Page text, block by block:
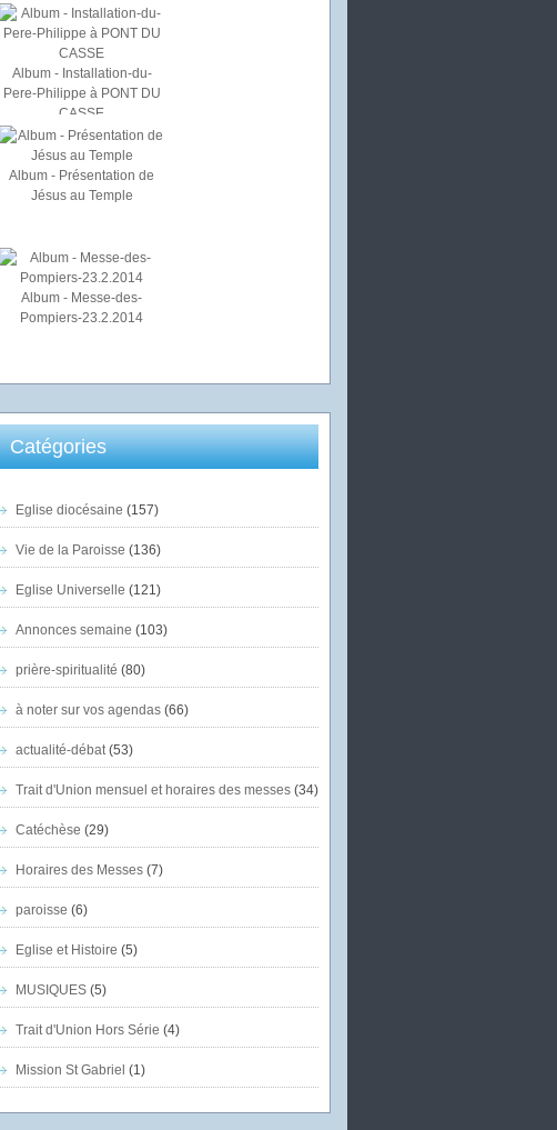
Album - Installation-du-
Pere-Philippe à PONT DU
CASSE
Album - Présentation de
Jésus au Temple
Album - Messe-des-
Pompiers-23.2.2014
Catégories
Eglise diocésaine (157)
Vie de la Paroisse (136)
Eglise Universelle (121)
Annonces semaine (103)
prière-spiritualité (80)
à noter sur vos agendas(66)
actualité-débat(53)
Trait d'Union mensuel et horaires des messes(34)
Catéchèse (29)
Horaires des Messes(7)
paroisse (6)
Eglise et Histoire (5)
MUSIQUES(5)
Trait d'Union Hors Série (4)
Mission St Gabriel (1)